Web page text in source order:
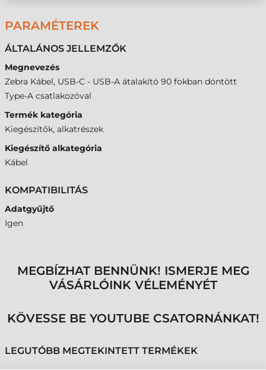
PARAMÉTEREK
ÁLTALÁNOS JELLEMZŐK
Megnevezés
Zebra Kábel, USB-C - USB-A átalakító 90 fokban döntött
Type-A csatlakozóval
Termék kategória
Kiegészítők, alkatrészek
Kiegészítő alkategória
Kábel
KOMPATIBILITÁS
Adatgyűjtő
Igen
MEGBÍZHAT BENNÜNK! ISMERJE MEG
VÁSÁRLÓINK VÉLEMÉNYÉT
KÖVESSE BE YOUTUBE CSATORNÁNKAT!
LEGUTÓBB MEGTEKINTETT TERMÉKEK